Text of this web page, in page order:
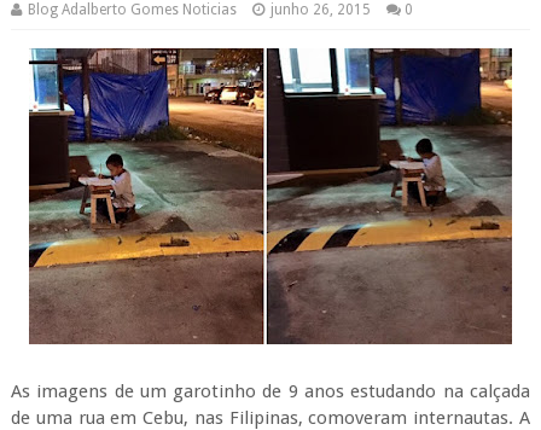
Blog Adalberto Gomes Noticias junho 26, 2015 0
As imagens de um garotinho de 9 anos estudando na calçada
de uma rua em Cebu, nas Filipinas, comoveram internautas. A